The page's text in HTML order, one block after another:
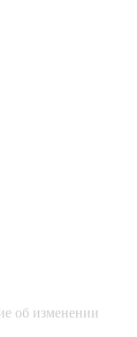
об изменении